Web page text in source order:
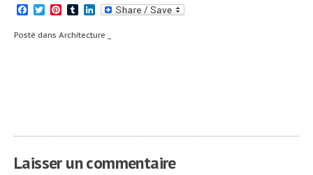
Facebook
TwitterPinterest
TumblrLinkedIn
Posté dans Architecture _
l’article
Laisser un commentaire